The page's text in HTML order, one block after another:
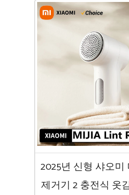
2025년 신형 샤오미
제거기 2 충전식 옷